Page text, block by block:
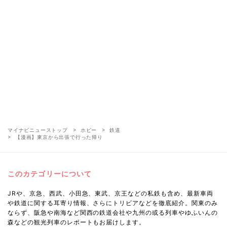
マイナビニューストップ ホビー
鉄道
【漫画】東京から出張で行った帰り
このカテゴリーについて
JRや、京急、西武、小田急、東武、京王などの私鉄も含め、最新車両
や鉄道に関する耳寄り情報、さらにトリビアなどを徹底紹介。関東のみ
ならず、阪急や南海など関西の鉄道会社や九州の或る列車やゆふいんの
森などの観光列車のレポートもお届けします。